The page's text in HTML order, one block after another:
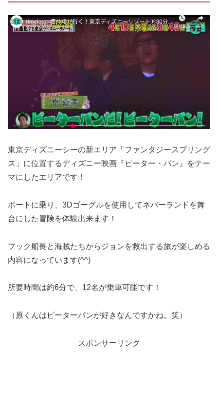
東京ディズニーシーの新エリア「ファンタジースプリング
ス」に位置するディズニー映画『ピーター・パン』をテー
マにしたエリアです！
ボートに乗り、3Dゴーグルを使用してネバーランドを舞
台にした冒険を体験出来ます！
フック船長と海賊たちからジョンを救出する旅が楽しめる
内容になっています(^^)
所要時間は約6分で、12名が乗車可能です！
（原くんはピーターパンが好きなんですかね。笑）
スポンサーリンク